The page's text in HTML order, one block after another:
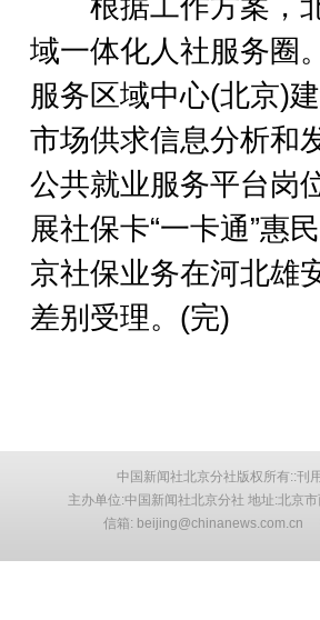
根据工作方案，
域一体化人社服务圈
服务区域中心(北京)
市场供求信息分析和
公共就业服务平台岗
展社保卡“一卡通”惠
京社保业务在河北雄
差别受理。(完)
中国新闻社北京分社版权所有::刊
主办单位:中国新闻社北京分社 地址:北京
信箱: beijing@chinanews.com.cn